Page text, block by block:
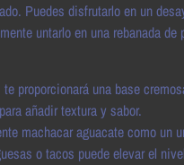
Puedes disfrutarlo en un
untarlo en una rebanada
proporcionará una base
añadir textura y sabor.
machacar aguacate como un
o tacos puede elevar el